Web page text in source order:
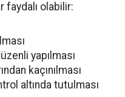
faydalı olabilir:
yapılması
kaçınılması
altında tutulması